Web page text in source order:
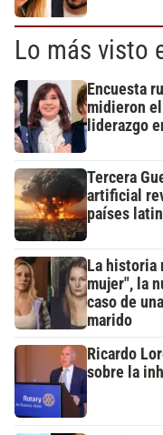
Lo más visto
Encuesta
midieron
liderazgo
Tercera
artificial
países
La historia
mujer", la
caso de
marido
Ricardo
sobre la